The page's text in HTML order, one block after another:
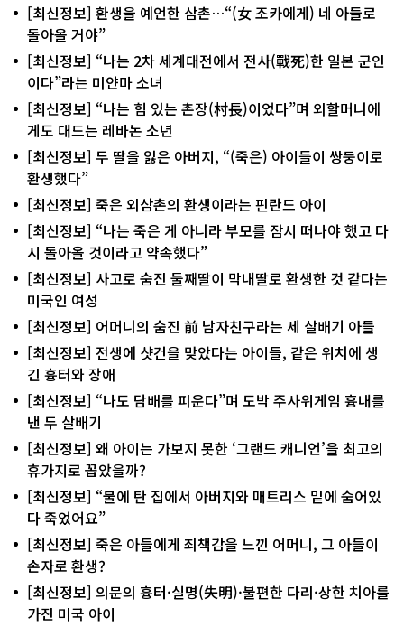
[최신정보] 환생을 예언한 삼촌…“(女 조카에게) 네 아들로
돌아올 거야”
[최신정보] “나는 2차 세계대전에서 전사(戰死)한 일본 군인
이다”라는 미얀마 소녀
[최신정보] “나는 힘 있는 촌장(村長)이었다”며 외할머니에
게도 대드는 레바논 소년
[최신정보] 두 딸을 잃은 아버지, “(죽은) 아이들이 쌍둥이로
환생했다”
[최신정보] 죽은 외삼촌의 환생이라는 핀란드 아이
[최신정보] “나는 죽은 게 아니라 부모를 잠시 떠나야 했고 다
시 돌아올 것이라고 약속했다”
[최신정보] 사고로 숨진 둘째딸이 막내딸로 환생한 것 같다는
미국인 여성
[최신정보] 어머니의 숨진 前 남자친구라는 세 살배기 아들
[최신정보] 전생에 샷건을 맞았다는 아이들, 같은 위치에 생
긴 흉터와 장애
[최신정보] “나도 담배를 피운다”며 도박 주사위게임 흉내를
낸 두 살배기
[최신정보] 왜 아이는 가보지 못한 ‘그랜드 캐니언’을 최고의
휴가지로 꼽았을까?
[최신정보] “불에 탄 집에서 아버지와 매트리스 밑에 숨어있
다 죽었어요”
[최신정보] 죽은 아들에게 죄책감을 느낀 어머니, 그 아들이
손자로 환생?
[최신정보] 의문의 흉터·실명(失明)·불편한 다리·상한 치아를
가진 미국 아이